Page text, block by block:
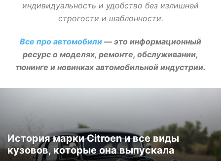
индивидуальность и удобство без излишней
строгости и шаблонности.
Все про автомобили — это информационный
ресурс о моделях, ремонте, обслуживании,
тюнинге и новинках автомобильной индустрии.
История марки Citroen и все виды
кузовов, которые она выпускала